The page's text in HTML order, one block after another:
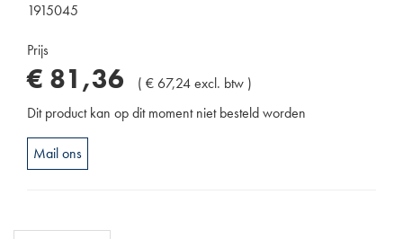
1915045
Prijs
€ 81 ,36 ( € 67,24excl. btw )
Dit product kan op dit moment niet besteld worden
Mail ons